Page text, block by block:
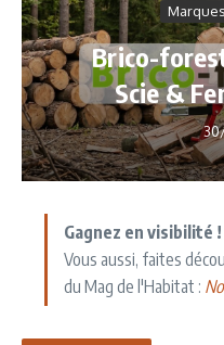
Brico-
Scie &
Gagnez en visibilité !
Vous aussi, faites
du Mag de l'Habitat :